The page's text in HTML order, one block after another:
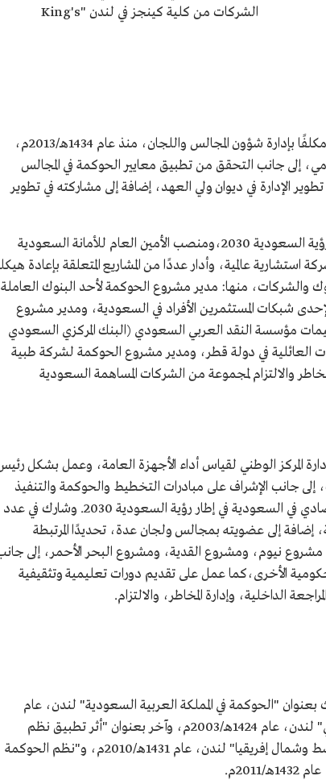
الشركات من كلية كينجز في لندن "King's
عمل فهد تونسي في الديوان الملكي مستشارًا للحوكمة، مكلفًا بإدارة شؤون المجالس واللجان، منذ عام 1434هـ/2013م،
إلى جانب التحقق من تطبيق معايير الحوكمة في المجالس
الإدارة في ديوان ولي العهد، إضافة إلى مشاركته في تطوير
شغل منصب الأمين العام لمكتب الإدارة الاستراتيجية لرؤية السعودية 2030،ومنصب الأمين العام للأمانة السعودية
2020م، كما عمل في شركة استشارية عالمية، وأدار عددًا من المشاريع المتعلقة بإعادة
والشركات، منها: مدير مشروع الحوكمة لأحد البنوك العاملة
شبكات المستثمرين الأفراد في السعودية، ومدير مشروع
مؤسسة النقد العربي السعودي (البنك المركزي السعودي
العائلية في دولة قطر، ومدير مشروع الحوكمة لشركة طبية
والالتزام لمجموعة من الشركات المساهمة السعودية
لمجلس إدارة المركز الوطني لقياس أداء الأجهزة العامة، وعمل بشكل
إلى جانب الإشراف على مبادرات التخطيط والحوكمة والتنفيذ
والإنجاز الرئيسية من برنامج التحول الاجتماعي والاقتصادي في السعودية في إطار رؤية السعودية 2030. وشارك في عدد
إضافة إلى عضويته بمجالس ولجان عدة، تحديدًا المرتبطة
مشروع نيوم، ومشروع القدية، ومشروع البحر الأحمر، إلى
الأخرى،كما عمل على تقديم دورات تعليمية وتثقيفية
الداخلية، وإدارة المخاطر، والالتزام.
"الحوكمة في المملكة العربية السعودية" لندن، عام
1423هـ/2002م، و"الحوكمة في شركات الاستثمار الأولي" لندن، عام 1424هـ/2003م، وآخر بعنوان "أثر تطبيق نظم
الحوكمة على الشركات العاملة في منطقة الشرق الأوسط وشمال إفريقيا" لندن، عام 1431هـ/2010م، و"نظم الحوكمة